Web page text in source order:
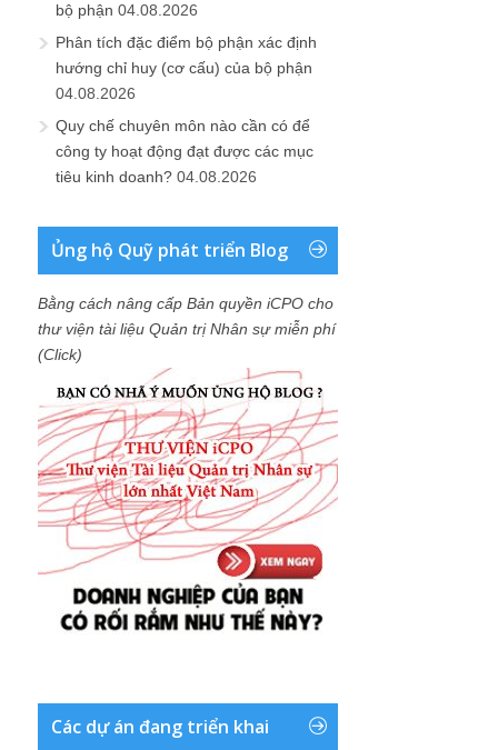
bộ phận 04.08.2026
Phân tích đặc điểm bộ phận xác định
hướng chỉ huy (cơ cấu) của bộ phận
04.08.2026
Quy chế chuyên môn nào cần có để
công ty hoạt động đạt được các mục
tiêu kinh doanh? 04.08.2026
Ủng hộ Quỹ phát triển Blog
Bằng cách nâng cấp Bản quyền iCPO cho
thư viện tài liệu Quản trị Nhân sự miễn phí
(Click)
Các dự án đang triển khai